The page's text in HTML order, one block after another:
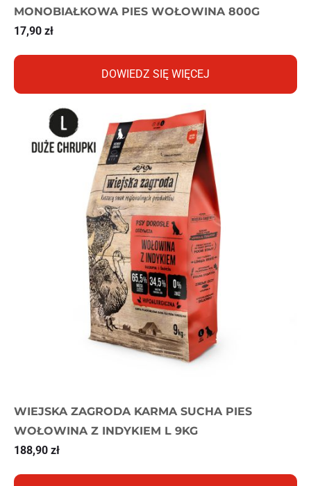
MONOBIAŁKOWA PIES WOŁOWINA 800G
17,90 zł
DOWIEDZ SIĘ WIĘCEJ
WIEJSKA ZAGRODA KARMA SUCHA PIES
WOŁOWINA Z INDYKIEM L 9KG
188,90 zł